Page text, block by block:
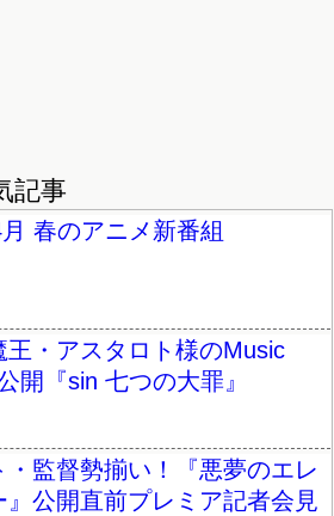
記事
春のアニメ新番組
王・アスタロト様のMusic
開『sin 七つの大罪』
・監督勢揃い！『悪夢のエレ
』公開直前プレミア記者会見